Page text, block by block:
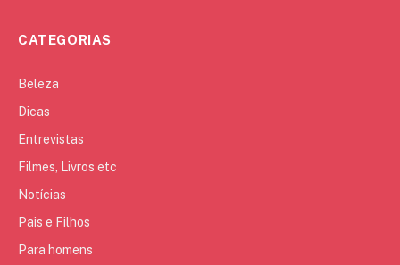
CATEGORIAS
Beleza
Dicas
Entrevistas
Filmes, Livros etc
Notícias
Pais e Filhos
Para homens